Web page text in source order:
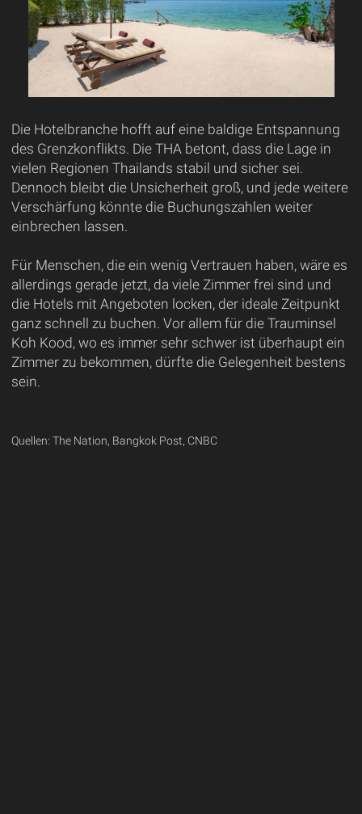
Die Hotelbranche hofft auf eine baldige Entspannung
des Grenzkonflikts. Die THA betont, dass die Lage in
vielen Regionen Thailands stabil und sicher sei.
Dennoch bleibt die Unsicherheit groß, und jede weitere
Verschärfung könnte die Buchungszahlen weiter
einbrechen lassen.
Für Menschen, die ein wenig Vertrauen haben, wäre es
allerdings gerade jetzt, da viele Zimmer frei sind und
die Hotels mit Angeboten locken, der ideale Zeitpunkt
ganz schnell zu buchen. Vor allem für die Trauminsel
Koh Kood, wo es immer sehr schwer ist überhaupt ein
Zimmer zu bekommen, dürfte die Gelegenheit bestens
sein.
Quellen: The Nation, Bangkok Post, CNBC